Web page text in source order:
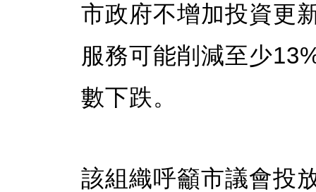
市政府不增加投資更
服務可能削減至少
數下跌。
該組織呼籲市議會投